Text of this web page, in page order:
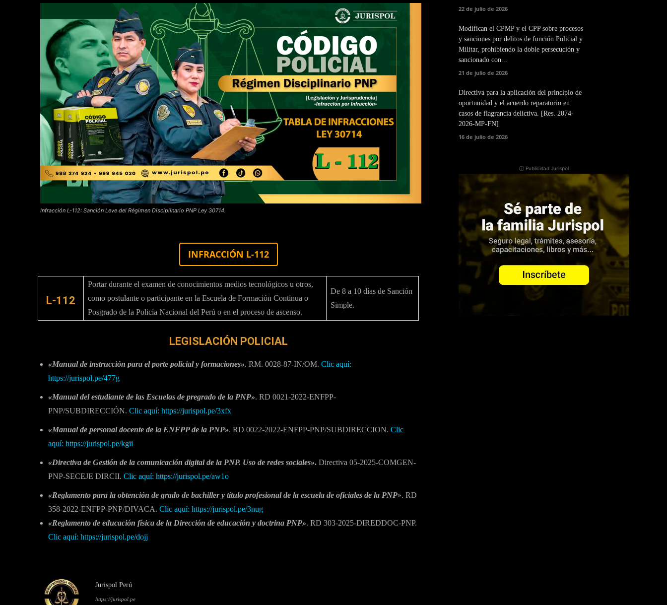
Infracción L-112: Sanción Leve del Régimen Disciplinario PNP Ley 30714.
INFRACCIÓN L-112
L-112
Portar durante el examen de conocimientos medios tecnológicos u otros,
como postulante o participante en la Escuela de Formación Continua o
Posgrado de la Policía Nacional del Perú o en el proceso de ascenso.
De 8 a 10 días de Sanción
Simple.
LEGISLACIÓN POLICIAL
«Manual de instrucción para el porte policial y formaciones». RM. 0028-87-IN/OM. Clic aquí:
https://jurispol.pe/477g
«Manual del estudiante de las Escuelas de pregrado de la PNP». RD 0021-2022-ENFPP-
PNP/SUBDIRECCIÓN. Clic aquí: https://jurispol.pe/3xfx
«Manual de personal docente de la ENFPP de la PNP». RD 0022-2022-ENFPP-PNP/SUBDIRECCION. Clic
aquí: https://jurispol.pe/kgii
«Directiva de Gestión de la comunicación digital de la PNP. Uso de redes sociales». Directiva 05-2025-COMGEN-
PNP-SECEJE DIRCII. Clic aquí: https://jurispol.pe/aw1o
«Reglamento para la obtención de grado de bachiller y título profesional de la escuela de oficiales de la PNP». RD
358-2022-ENFPP-PNP/DIVACA. Clic aquí: https://jurispol.pe/3nug
«Reglamento de educación física de la Dirección de educación y doctrina PNP». RD 303-2025-DIREDDOC-PNP.
Clic aquí: https://jurispol.pe/dojj
Jurispol Perú
https://jurispol.pe
22 de julio de 2026
Modifican el CPMP y el CPP sobre procesos
y sanciones por delitos de función Policial y
Militar, prohibiendo la doble persecución y
sancionado con...
21 de julio de 2026
Directiva para la aplicación del principio de
oportunidad y el acuerdo reparatorio en
casos de flagrancia delictiva. [Res. 2074-
2026-MP-FN]
16 de julio de 2026
ⓘ Publicidad Jurispol